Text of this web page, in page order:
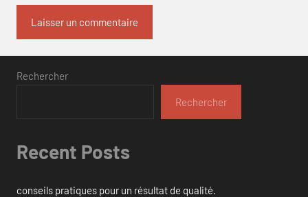
Rechercher
Rechercher
Recent Posts
conseils pratiques pour un résultat de qualité.